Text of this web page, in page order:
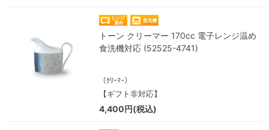
トーン クリーマー 170cc 電子レンジ温め
食洗機対応 (52525-4741)
（ｸﾘｰﾏｰ）
【ギフト非対応】
4,400円(税込)